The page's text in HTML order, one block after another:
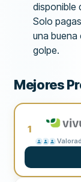
disponible
Solo
una
golpe.
Mejores
1